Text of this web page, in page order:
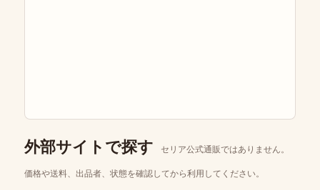
外部サイトで探す セリア公式通販ではありません。
価格や送料、出品者、状態を確認してから利用してください。